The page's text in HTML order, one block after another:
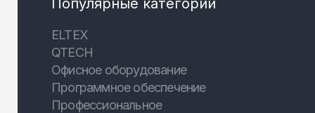
Популярные категории
ELTEX
QTECH
Офисное оборудование
Программное обеспечение
Профессиональное